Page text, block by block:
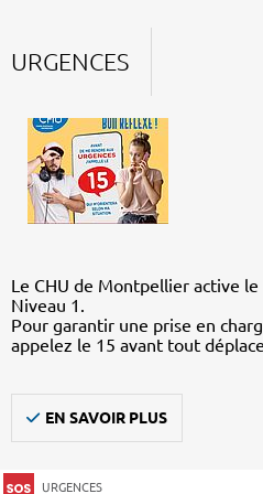
URGENCES
Le CHU de Montpellier active
Niveau 1.
Pour garantir une prise en
appelez le 15 avant tout
EN SAVOIR PLUS
URGENCES